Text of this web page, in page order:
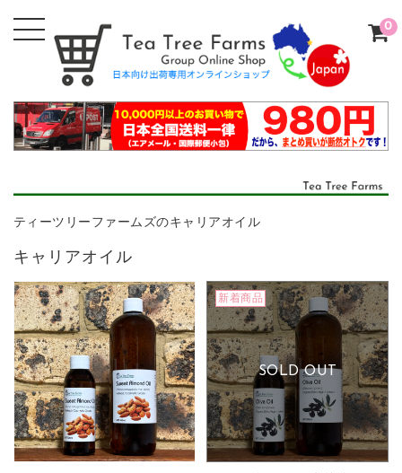
0
ティーツリーファームズのキャリアオイル
キャリアオイル
新着商品
SOLD OUT